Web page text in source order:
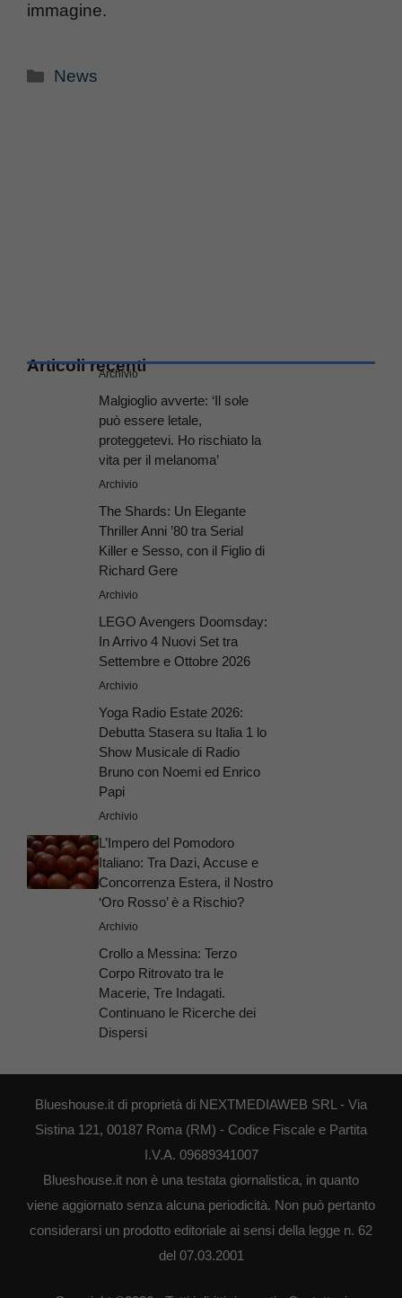
immagine.
Categorie
News
Articoli recenti
Archivio
Malgioglio avverte: ‘Il sole
può essere letale,
proteggetevi. Ho rischiato la
vita per il melanoma’
Archivio
The Shards: Un Elegante
Thriller Anni ’80 tra Serial
Killer e Sesso, con il Figlio di
Richard Gere
Archivio
LEGO Avengers Doomsday:
In Arrivo 4 Nuovi Set tra
Settembre e Ottobre 2026
Archivio
Yoga Radio Estate 2026:
Debutta Stasera su Italia 1 lo
Show Musicale di Radio
Bruno con Noemi ed Enrico
Papi
Archivio
L’Impero del Pomodoro
Italiano: Tra Dazi, Accuse e
Concorrenza Estera, il Nostro
‘Oro Rosso’ è a Rischio?
Archivio
Crollo a Messina: Terzo
Corpo Ritrovato tra le
Macerie, Tre Indagati.
Continuano le Ricerche dei
Dispersi
Blueshouse.it di proprietà di NEXTMEDIAWEB SRL - Via
Sistina 121, 00187 Roma (RM) - Codice Fiscale e Partita
I.V.A. 09689341007
Blueshouse.it non è una testata giornalistica, in quanto
viene aggiornato senza alcuna periodicità. Non può pertanto
considerarsi un prodotto editoriale ai sensi della legge n. 62
del 07.03.2001